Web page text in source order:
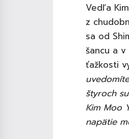
Vedľa
z
sa od
šancu a
ťažkosti
štyroch
Kim Moo
napätie